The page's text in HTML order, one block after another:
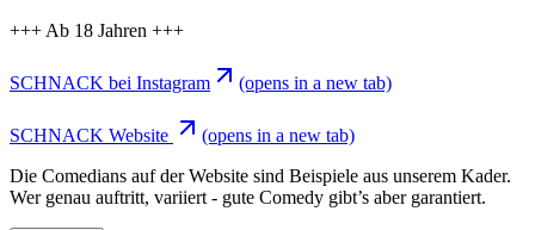
+++ Ab 18 Jahren +++
SCHNACK bei Instagram (opens in a new tab)
SCHNACK Website
(opens in a new tab)
Die Comedians auf der Website sind Beispiele aus unserem Kader.
Wer genau auftritt, variiert - gute Comedy gibt’s aber garantiert.